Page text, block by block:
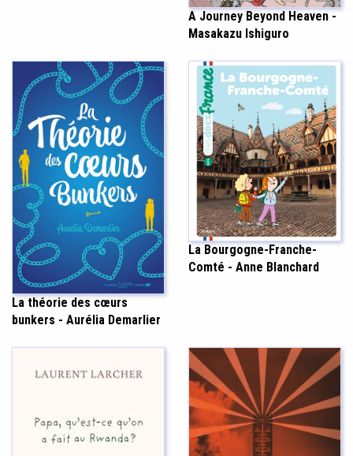
A Journey Beyond Heaven -
Masakazu Ishiguro
La théorie des cœurs
bunkers - Aurélia Demarlier
La Bourgogne-Franche-
Comté - Anne Blanchard